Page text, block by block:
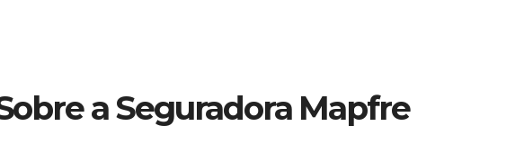
a Seguradora Mapfre